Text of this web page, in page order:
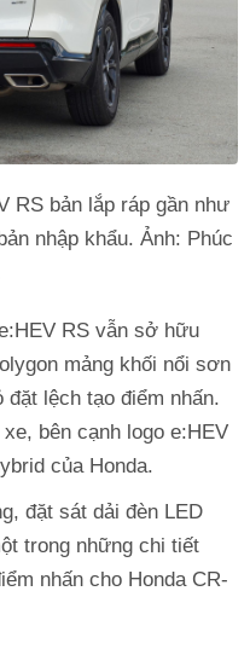
RS bản lắp ráp gần như
nhập khẩu. Ảnh: Phúc
RS vẫn sở hữu
mảng khối nổi sơn
đặt lệch tạo điểm nhấn.
bên cạnh logo e:HEV
của Honda.
đặt sát dải đèn LED
trong những chi tiết
nhấn cho Honda CR-